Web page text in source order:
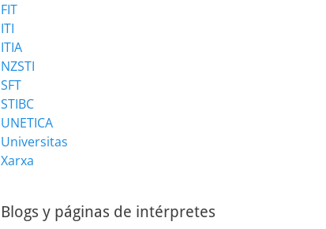
FIT
ITI
ITIA
NZSTI
SFT
STIBC
UNETICA
Universitas
Xarxa
Blogs y páginas de intérpretes